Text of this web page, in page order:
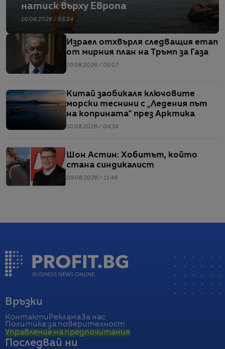
натиск върху Европа
10.08.2026 / 05:34
Израел отхвърля следващия етап
от мирния план на Тръмп за Газа
10.08.2026 / 05:07
Китай заобикаля ключовите
морски теснини с „Ледения път
на коприната“ през Арктика
10.08.2026 / 04:34
Шон Астин: Хобитът, който
стана синдикалист
09.08.2026 / 11:49
Връзки
Контакти РекламаЗа нас
Политика за поверителност
Управление на предпочитания
Последвай ни